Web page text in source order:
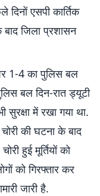
एसपी कार्तिक
बाद जिला प्रशासन
1-4 का पुलिस बल
बल दिन-रात ड्यूटी
सुरक्षा में रखा गया था.
की घटना के बाद
हुई मूर्तियों को
को गिरफ्तार कर
जारी है.